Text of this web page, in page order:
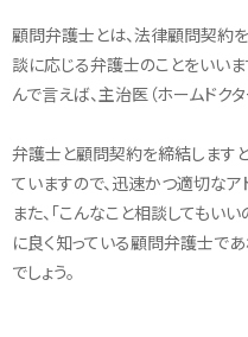
顧問弁護士とは、法律顧問契約
談に応じる弁護士のことをいいま
んで言えば、主治医（ホームドク
弁護士と顧問契約を締結します
ていますので、迅速かつ適切なア
また、「こんなこと相談してもい
に良く知っている顧問弁護士で
でしょう。